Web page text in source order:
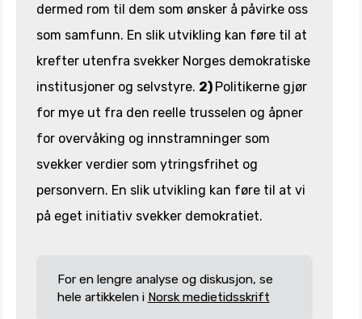
dermed rom til dem som ønsker å påvirke oss
som samfunn. En slik utvikling kan føre til at
krefter utenfra svekker Norges demokratiske
institusjoner og selvstyre. 2) Politikerne gjør
for mye ut fra den reelle trusselen og åpner
for overvåking og innstramninger som
svekker verdier som ytringsfrihet og
personvern. En slik utvikling kan føre til at vi
på eget initiativ svekker demokratiet.
For en lengre analyse og diskusjon, se
hele artikkelen i Norsk medietidsskrift